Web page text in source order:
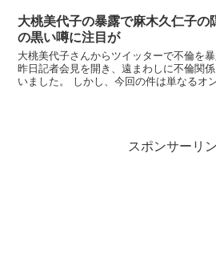
大桃美代子の暴露で麻木久仁子の
の黒い噂に注目が
大桃美代子さんからツイッターで不倫を
昨日記者会見を開き、遠まわしに不倫関
いました。 しかし、今回の件は単なるオ
スポンサーリ